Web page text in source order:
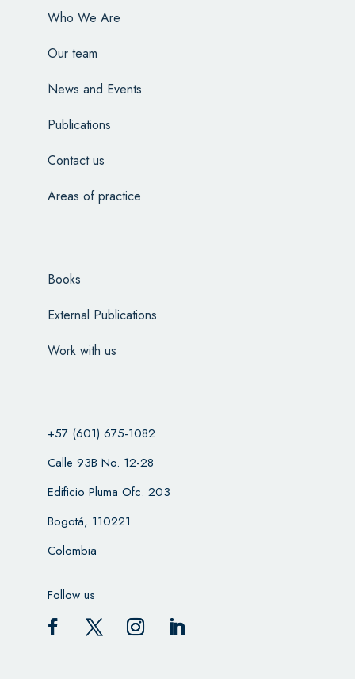
Who We Are
Our team
News and Events
Publications
Contact us
Areas of practice
Books
External Publications
Work with us
+57 (601) 675-1082
Calle 93B No. 12-28
Edificio Pluma Ofc. 203
Bogotá, 110221
Colombia
Follow us